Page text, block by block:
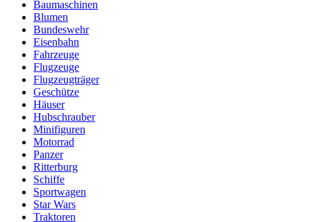
Baumaschinen
Blumen
Bundeswehr
Eisenbahn
Fahrzeuge
Flugzeuge
Flugzeugträger
Geschütze
Häuser
Hubschrauber
Minifiguren
Motorrad
Panzer
Ritterburg
Schiffe
Sportwagen
Star Wars
Traktoren